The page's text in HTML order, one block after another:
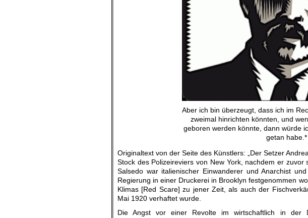
Aber ich bin überzeugt, dass ich im
zweimal hinrichten könnten, und
geboren werden könnte, dann würde
getan habe.*
Originaltext von der Seite des Künstlers: „Der Setzer
Stock des Polizeireviers von New York, nachdem er
Salsedo war italienischer Einwanderer und Anarchist
Regierung in einer Druckerei in Brooklyn festgenommen
Klimas [Red Scare] zu jener Zeit, als auch der
Mai 1920 verhaftet wurde.
Die Angst vor einer Revolte im wirtschaftlich in der